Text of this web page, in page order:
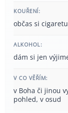
KOUŘENÍ:
občas si
ALKOHOL:
dám si jen
V CO VĚŘÍM:
v Boha či jinou
pohled, v osud